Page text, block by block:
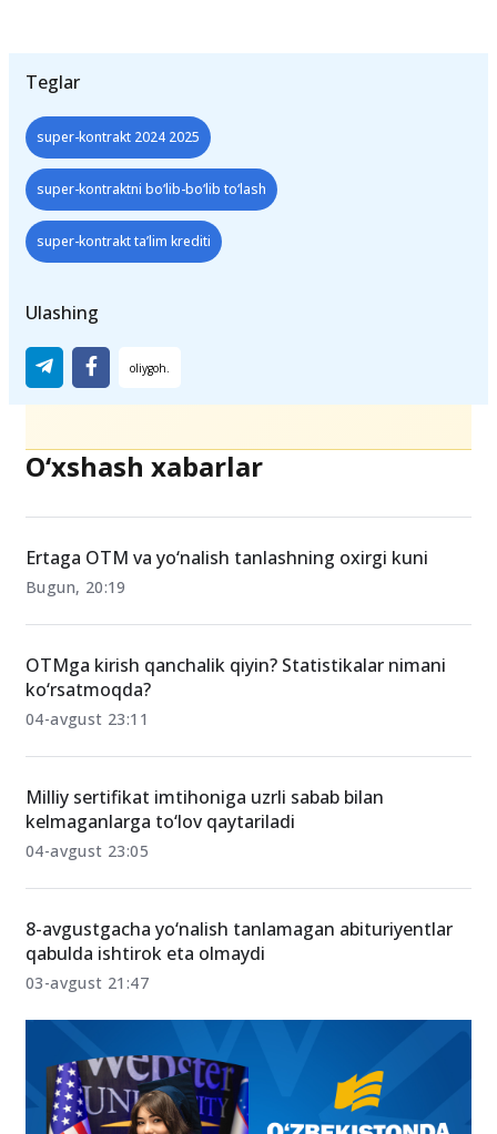
Teglar
super-kontrakt 2024 2025
super-kontraktni bo‘lib-bo‘lib to‘lash
super-kontrakt ta’lim krediti
Ulashing
O‘xshash xabarlar
Ertaga OTM va yo‘nalish tanlashning oxirgi kuni
Bugun, 20:19
ko‘rsatmoqda?
04-avgust 23:11
kelmaganlarga to‘lov qaytariladi
04-avgust 23:05
03-avgust 21:47